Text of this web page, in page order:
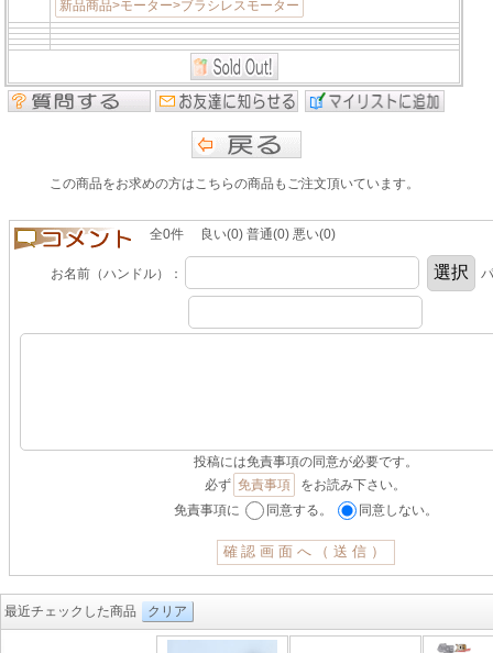
新品商品>モーター>ブラシレスモーター
この商品をお求めの方はこちらの商品もご注文頂いています。
全0件 良い(0) 普通(0) 悪い(0)
お名前（ハンドル）：
投稿には免責事項の同意が必要です。
必ず 免責事項
をお読み下さい。
免責事項に
同意する。 同意しない。
最近チェックした商品 クリア